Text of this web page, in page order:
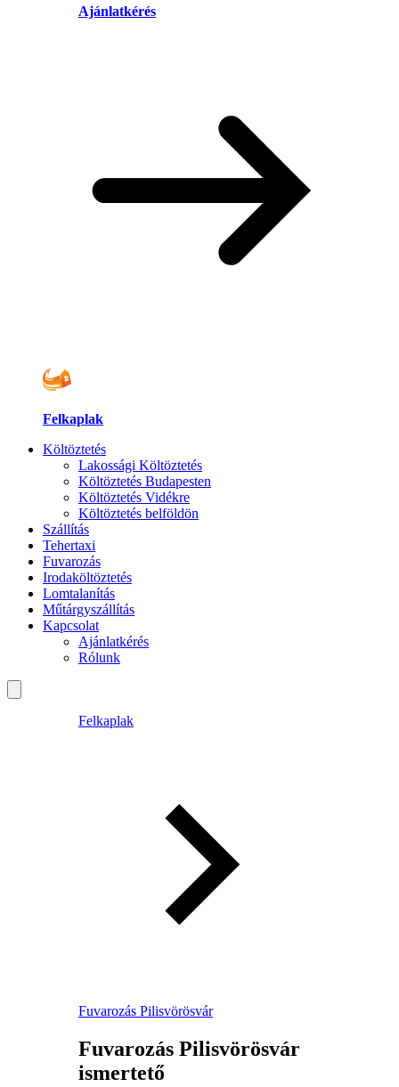
Ajánlatkérés
Felkaplak
Költöztetés
Lakossági Költöztetés
Költöztetés Budapesten
Költöztetés Vidékre
Költöztetés belföldön
Szállítás
Tehertaxi
Fuvarozás
Irodaköltöztetés
Lomtalanítás
Műtárgyszállítás
Kapcsolat
Ajánlatkérés
Rólunk
Felkaplak
Fuvarozás Pilisvörösvár
Fuvarozás Pilisvörösvár
ismertető